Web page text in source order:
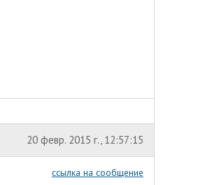
20 февр. 2015 г., 12:57:15
ссылка на сообщение